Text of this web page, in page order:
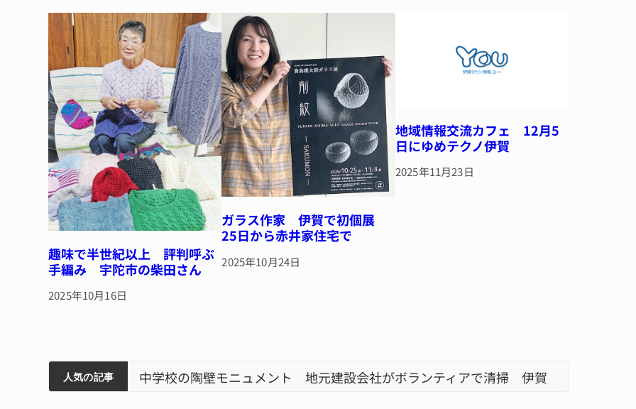
o
k
趣味で半世紀以上 評判呼ぶ
手編み 宇陀市の柴田さん
2025年10月16日
ガラス作家 伊賀で初個展
25日から赤井家住宅で
2025年10月24日
地域情報交流カフェ 12月5
日にゆめテクノ伊賀
2025年11月23日
人気の記事
ィアで清掃 伊賀 名張市立病院のDMAT、熊本地震の被災地へ 能登以来3回目の派遣